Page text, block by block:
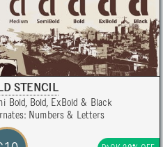
STENCIL
Bold, Bold, ExBold & Black
Numbers & Letters